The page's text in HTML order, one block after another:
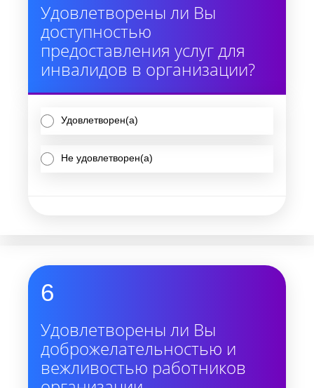
Удовлетворены ли Вы
доступностью
предоставления услуг для
инвалидов в организации?
Удовлетворен(а)
Не удовлетворен(а)
6
Удовлетворены ли Вы
доброжелательностью и
вежливостью работников